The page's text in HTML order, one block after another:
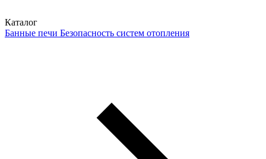
Каталог
Банные печи Безопасность систем отопления